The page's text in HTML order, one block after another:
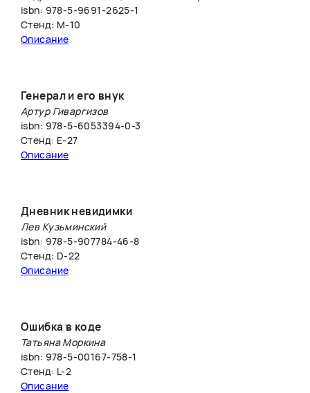
isbn: 978-5-9691-2625-1
Стенд: M-10
Описание
Генерал и его внук
Артур Гиваргизов
isbn: 978-5-6053394-0-3
Стенд: Е-27
Описание
Дневник невидимки
Лев Кузьминский
isbn: 978-5-907784-46-8
Стенд: D-22
Описание
Ошибка в коде
Татьяна Моркина
isbn: 978-5-00167-758-1
Стенд: L-2
Описание